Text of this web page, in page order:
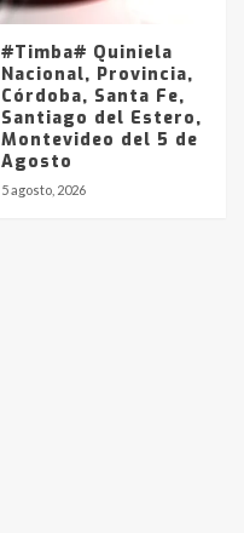
#Timba# Quiniela
Nacional, Provincia,
Córdoba, Santa Fe,
Santiago del Estero,
Montevideo del 5 de
Agosto
5 agosto, 2026